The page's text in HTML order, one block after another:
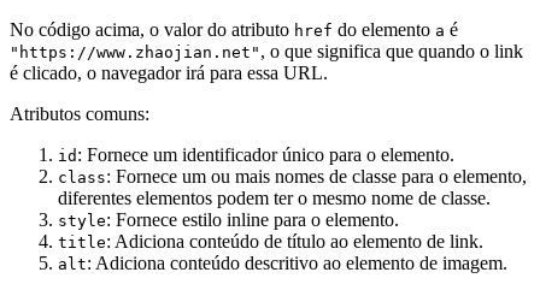
No código acima, o valor do atributo href do elemento a é
"https://www.zhaojian.net" , o que significa que quando o link
é clicado, o navegador irá para essa URL.
Atributos comuns:
id : Fornece um identificador único para o elemento.
class: Fornece um ou mais nomes de classe para o elemento,
diferentes elementos podem ter o mesmo nome de classe.
style: Fornece estilo inline para o elemento.
title: Adiciona conteúdo de título ao elemento de link.
alt: Adiciona conteúdo descritivo ao elemento de imagem.